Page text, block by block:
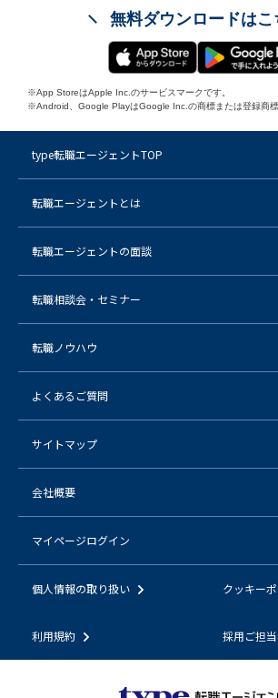
無料ダウンロードはこ
※App StoreはApple Inc.のサービスマークです。
※Android、Google PlayはGoogle Inc.の商標または登録商標
type転職エージェントTOP
転職エージェントとは
転職エージェントの面談
転職相談会・セミナー
転職ノウハウ
よくあるご質問
サイトマップ
会社概要
マイページログイン
個人情報の取り扱い クッキー
利用規約 採用ご担